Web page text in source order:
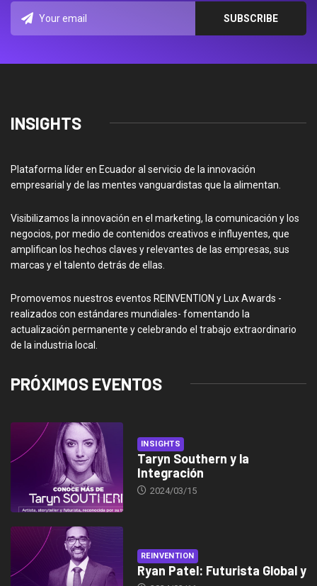
INSIGHTS
Plataforma líder en Ecuador al servicio de la innovación
empresarial y de las mentes vanguardistas que la alimentan.
Visibilizamos la innovación en el marketing, la comunicación y los
negocios, por medio de contenidos creativos e influyentes, que
amplifican los hechos claves y relevantes de las empresas, sus
marcas y el talento detrás de ellas.
Promovemos nuestros eventos REINVENTION y Lux Awards -
realizados con estándares mundiales- fomentando la
actualización permanente y celebrando el trabajo extraordinario
de la industria local.
PRÓXIMOS EVENTOS
INSIGHTS
Taryn Southern y la
Integración
2024/03/15
REINVENTION
Ryan Patel: Futurista Global y